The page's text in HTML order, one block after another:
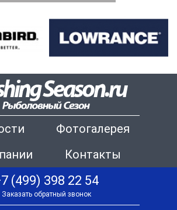
Фотогалерея
Контакты
(499) 398 22 54
Заказать обратный звонок